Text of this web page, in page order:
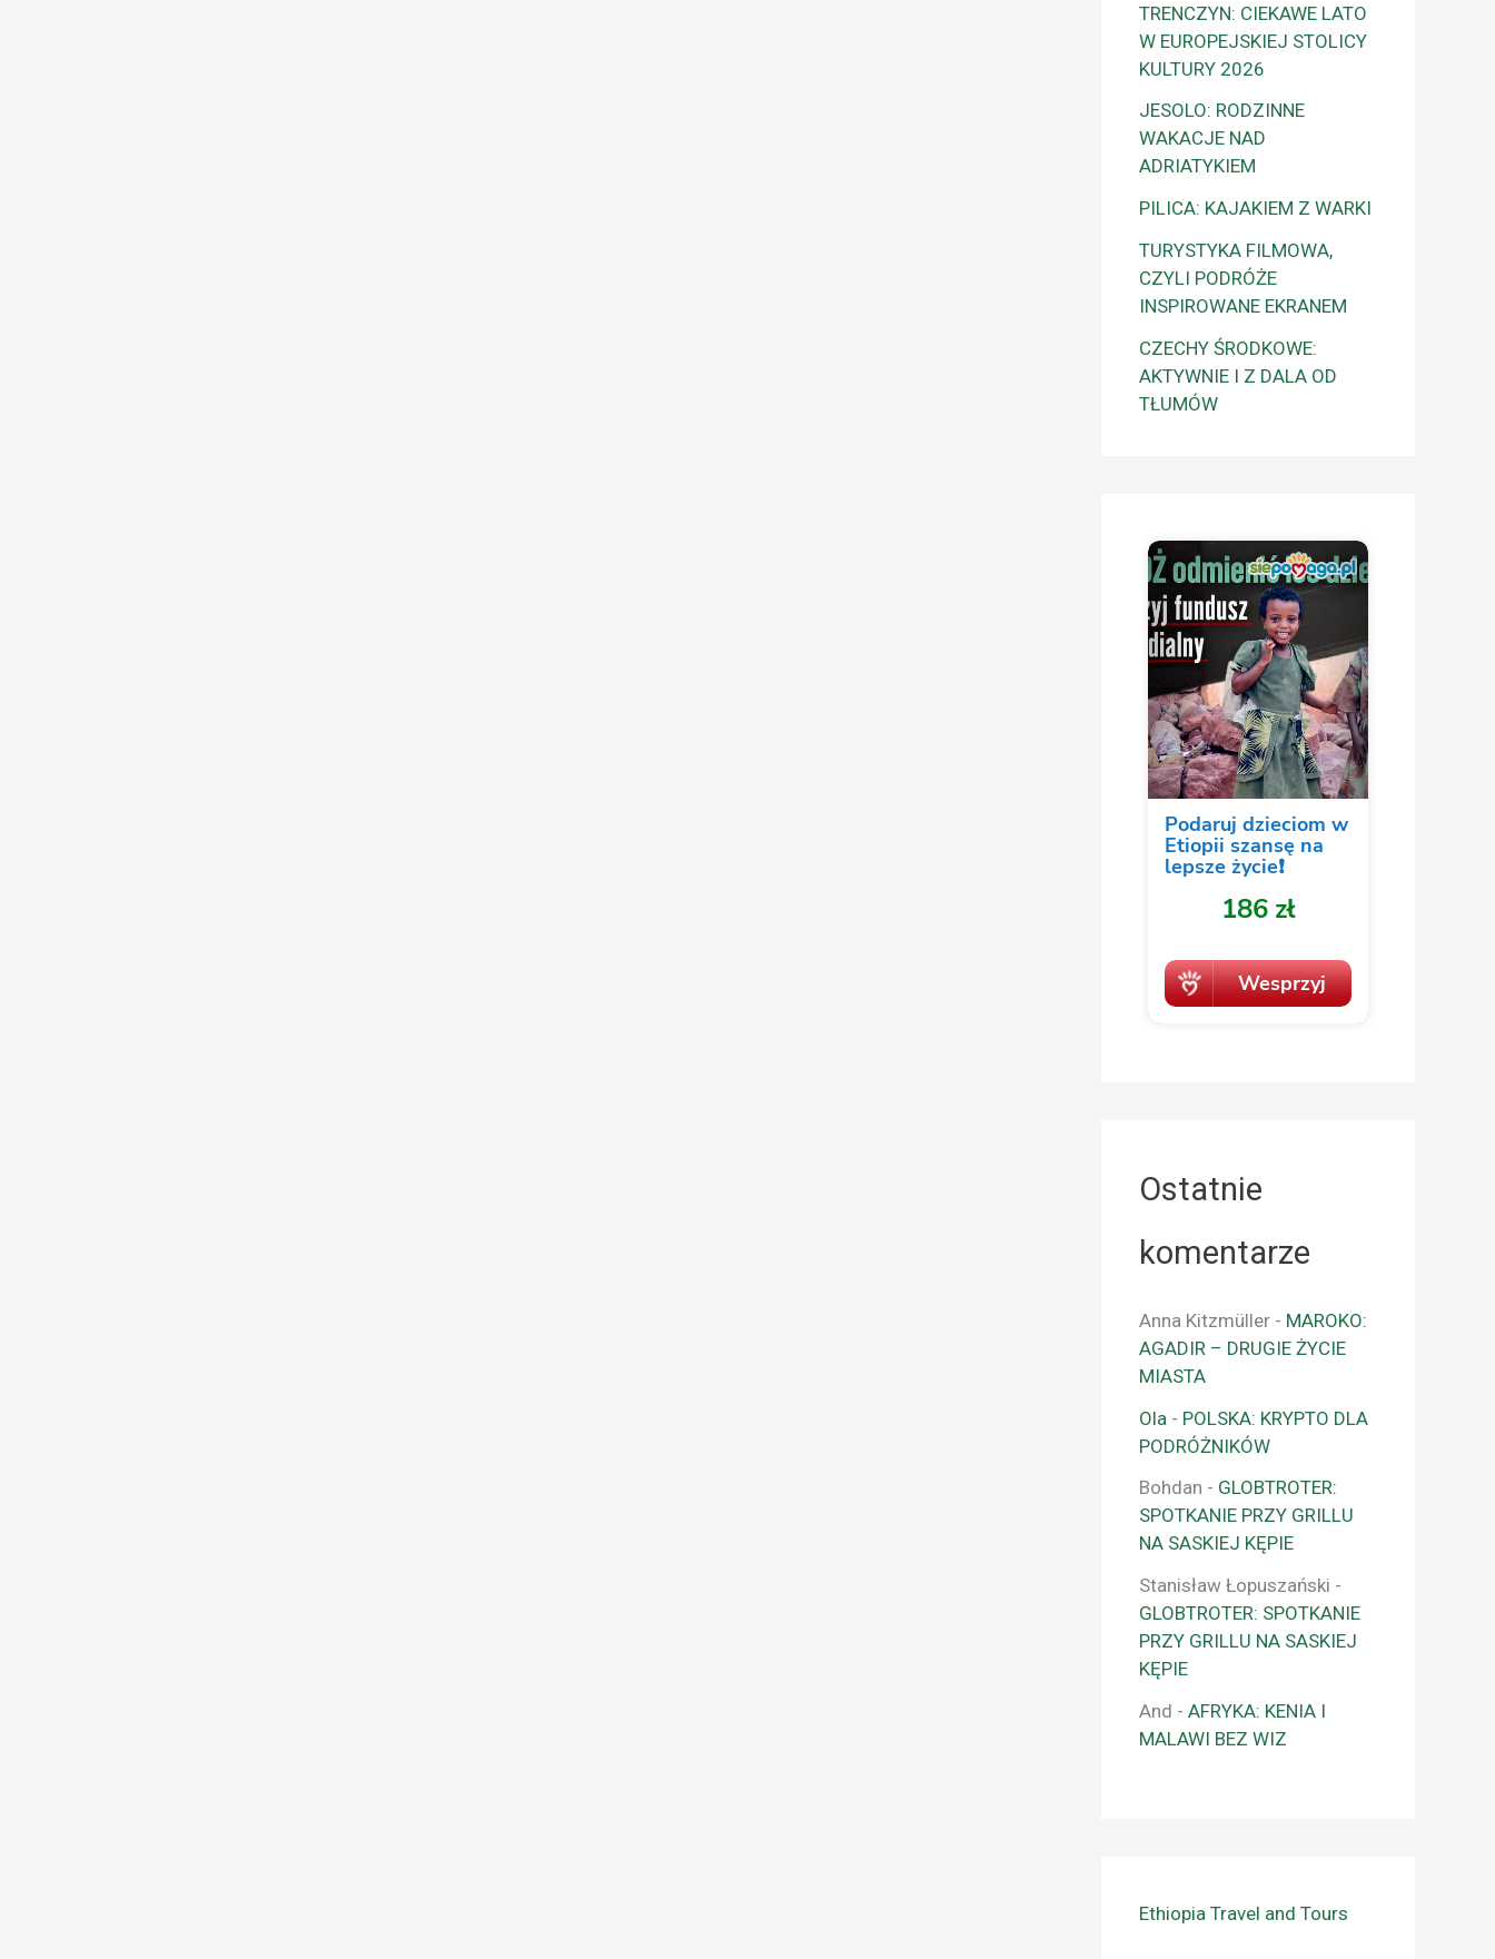
TRENCZYN: CIEKAWE LATO
W EUROPEJSKIEJ STOLICY
KULTURY 2026
JESOLO: RODZINNE
WAKACJE NAD
ADRIATYKIEM
PILICA: KAJAKIEM Z WARKI
TURYSTYKA FILMOWA,
CZYLI PODRÓŻE
INSPIROWANE EKRANEM
CZECHY ŚRODKOWE:
AKTYWNIE I Z DALA OD
TŁUMÓW
Ostatnie
komentarze
Anna Kitzmüller - MAROKO:
AGADIR – DRUGIE ŻYCIE
MIASTA
Ola - POLSKA: KRYPTO DLA
PODRÓŻNIKÓW
Bohdan - GLOBTROTER:
SPOTKANIE PRZY GRILLU
NA SASKIEJ KĘPIE
Stanisław Łopuszański -
GLOBTROTER: SPOTKANIE
PRZY GRILLU NA SASKIEJ
KĘPIE
And - AFRYKA: KENIA I
MALAWI BEZ WIZ
Ethiopia Travel and Tours